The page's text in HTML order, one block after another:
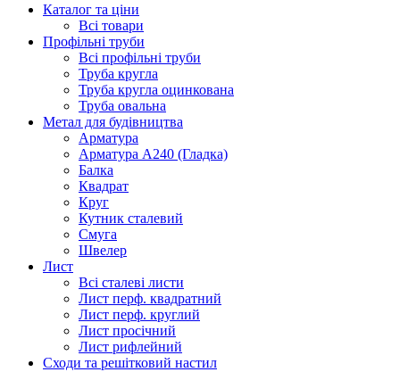
Каталог та ціни
Всі товари
Профільні труби
Всі профільні труби
Труба кругла
Труба кругла оцинкована
Труба овальна
Метал для будівництва
Арматура
Арматура А240 (Гладка)
Балка
Квадрат
Круг
Кутник сталевий
Смуга
Швелер
Лист
Всі сталеві листи
Лист перф. квадратний
Лист перф. круглий
Лист просічний
Лист рифлейний
Сходи та решітковий настил